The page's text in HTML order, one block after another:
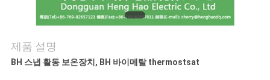
뉴
제품 설명
BH 스냅 활동 보온장치, BH 바이메탈 thermostsat